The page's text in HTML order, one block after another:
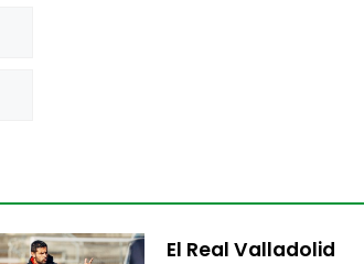
El Real Valladolid